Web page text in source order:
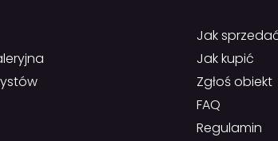
Jak
Jak kupić
Zgłoś obiekt
FAQ
Regulamin